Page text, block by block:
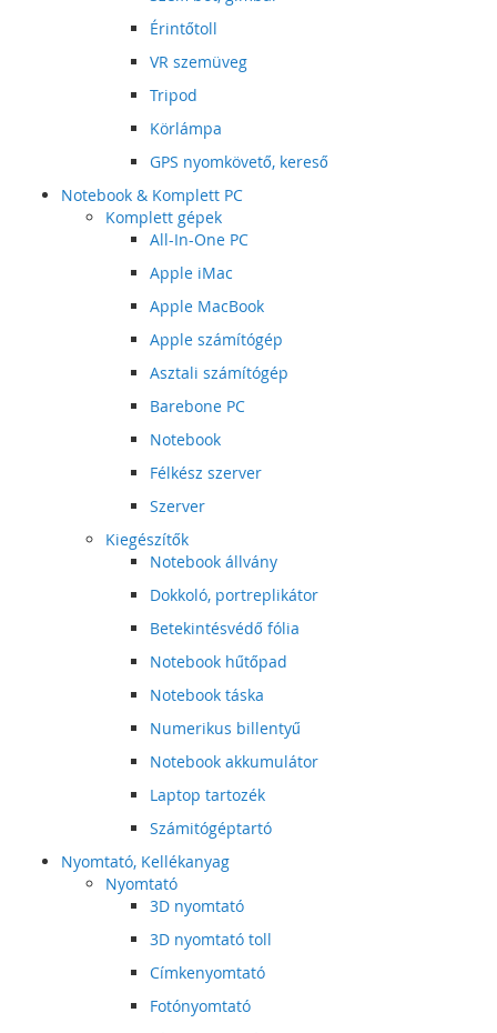
Érintőtoll
VR szemüveg
Tripod
Körlámpa
GPS nyomkövető, kereső
Notebook & Komplett PC
Komplett gépek
All-In-One PC
Apple iMac
Apple MacBook
Apple számítógép
Asztali számítógép
Barebone PC
Notebook
Félkész szerver
Szerver
Kiegészítők
Notebook állvány
Dokkoló, portreplikátor
Betekintésvédő fólia
Notebook hűtőpad
Notebook táska
Numerikus billentyű
Notebook akkumulátor
Laptop tartozék
Számitógéptartó
Nyomtató, Kellékanyag
Nyomtató
3D nyomtató
3D nyomtató toll
Címkenyomtató
Fotónyomtató